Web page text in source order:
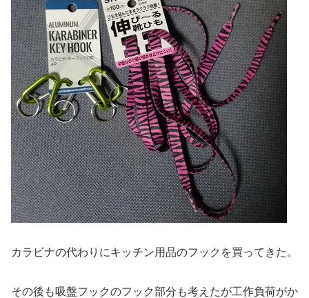
カラビナの代わりにキッチン用品のフックを買ってきた。
その後も吸盤フックのフック部分も考えたが工作負荷がか